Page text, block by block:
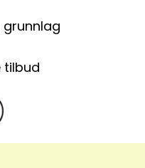
grunnlag
tilbud